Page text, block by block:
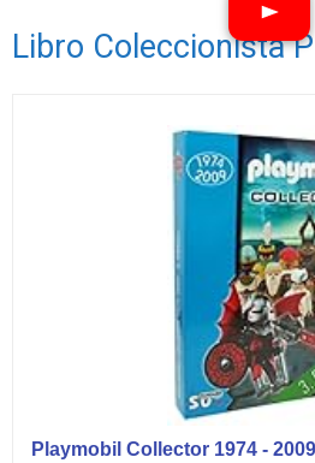
Libro Coleccionista
Playmobil Collector 1974 - 2009